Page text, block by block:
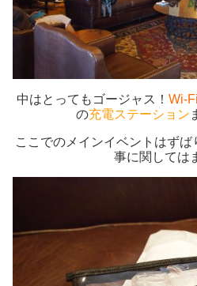
中はとってもゴージャス！ Wi-
の充電ステーション
ここでのメインイベントはずば
事に関しては